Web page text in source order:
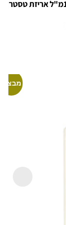
מבצע!